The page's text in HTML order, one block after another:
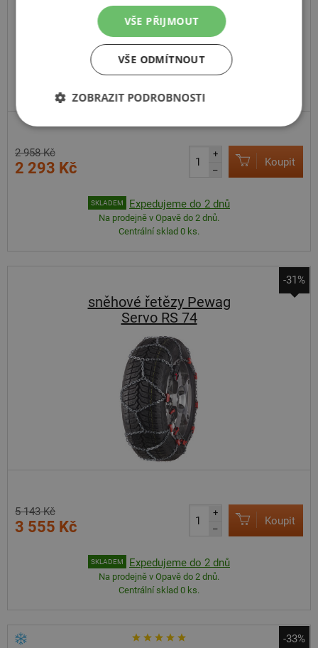
2 958 Kč
2 293 Kč
+
–
Koupit
SKLADEM Expedujeme do 2 dnů
Na prodejně v Opavě do 2 dnů.
Centrální sklad 0 ks.
-31%
sněhové řetězy Pewag
Servo RS 74
5 143 Kč
3 555 Kč
+
–
Koupit
SKLADEM Expedujeme do 2 dnů
Na prodejně v Opavě do 2 dnů.
Centrální sklad 0 ks.
-33%
VŠE PŘIJMOUT
VŠE ODMÍTNOUT
ZOBRAZIT PODROBNOSTI